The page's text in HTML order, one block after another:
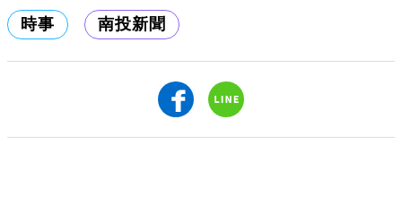
時事 南投新聞